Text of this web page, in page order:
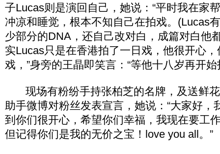
子Lucas则是演回自己，她说：“平时我在家
冲凉和睡觉，根本不知自己在拍戏。(Lucas
少部分的DNA，还自己改对白，成篇对白他
实Lucas只是在香港拍了一日戏，他很开心
戏，”身旁的王晶即笑言：“等他十八岁再开始
现场有粉纷手持张柏芝的名牌，及送鲜花
助手微博对粉丝发表宣言，她说：“大家好，
到你们很开心，希望你们幸福，我现在要工
但记得你们是我的无价之宝！love you all。”